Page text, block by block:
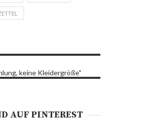
keine Kleidergröße"
AUF PINTEREST